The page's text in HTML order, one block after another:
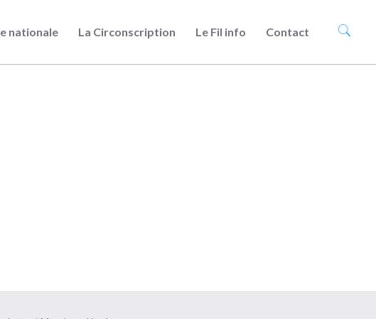
nationale La Circonscription Le Fil info Contact